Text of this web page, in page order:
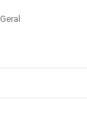
Geral